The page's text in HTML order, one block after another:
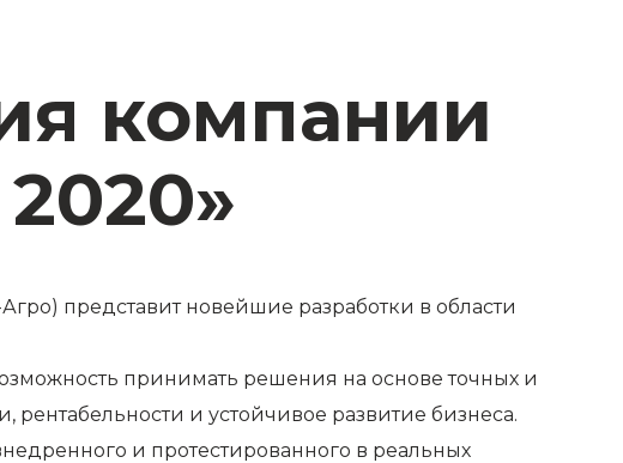
компании
представит новейшие разработки в области
принимать решения на основе точных и
и устойчивое развитие бизнеса.
и протестированного в реальных